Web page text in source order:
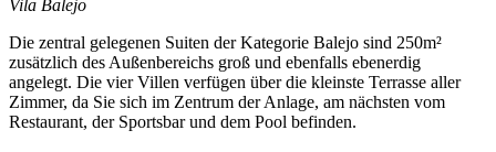
Vila Balejo
Die zentral gelegenen Suiten der Kategorie Balejo sind 250m²
zusätzlich des Außenbereichs groß und ebenfalls ebenerdig
angelegt. Die vier Villen verfügen über die kleinste Terrasse aller
Zimmer, da Sie sich im Zentrum der Anlage, am nächsten vom
Restaurant, der Sportsbar und dem Pool befinden.